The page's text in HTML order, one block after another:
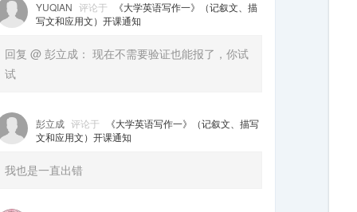
YUQIAN 评论于
《大学英语写作一》（记叙文、描
写文和应用文）开课通知
回复 @ 彭立成： 现在不需要验证也能报了，你试
试
彭立成 评论于
《大学英语写作一》（记叙文、描写
文和应用文）开课通知
我也是一直出错